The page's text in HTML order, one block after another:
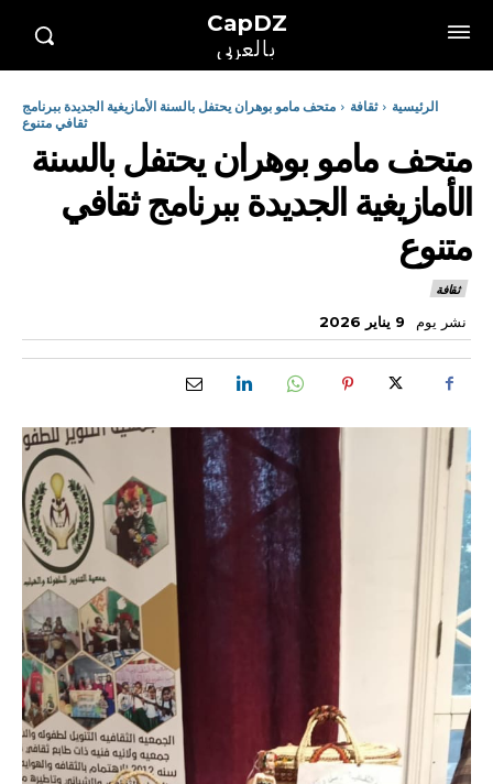
CapDZ
بالعربي
الرئيسية ثقافة
متحف مامو بوهران يحتفل بالسنة الأمازيغية الجديدة ببرنامج
ثقافي متنوع
متحف مامو بوهران يحتفل بالسنة
الأمازيغية الجديدة ببرنامج ثقافي
متنوع
ثقافة
نشر يوم 9 يناير 2026